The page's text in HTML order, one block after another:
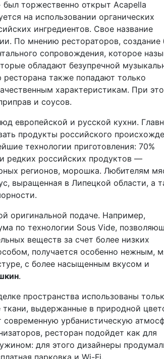
торжественно открыт Acapella
на использовании органических
ингредиентов. Свое название
По мнению рестораторов, создание
сопровождения, которое
обладают безупречной
также попадают только
характеристикам. При
и соусов.
европейской и русской кухни.
продукты российского
технологии приготовления: 70%
редких российских продуктов —
регионов, морошка. Любителям
выращенная в Липецкой области, а
оригинальной подаче. Например,
по технологии Sous Vide,
веществ за счет более низких
получается особенно нежным,
с более насыщенным вкусом и
.
пространства использованы
выдержанные в природной
урбанистическую
ресторан подойдет как для
для этого дизайнеры
парковка и Wi-Fi.